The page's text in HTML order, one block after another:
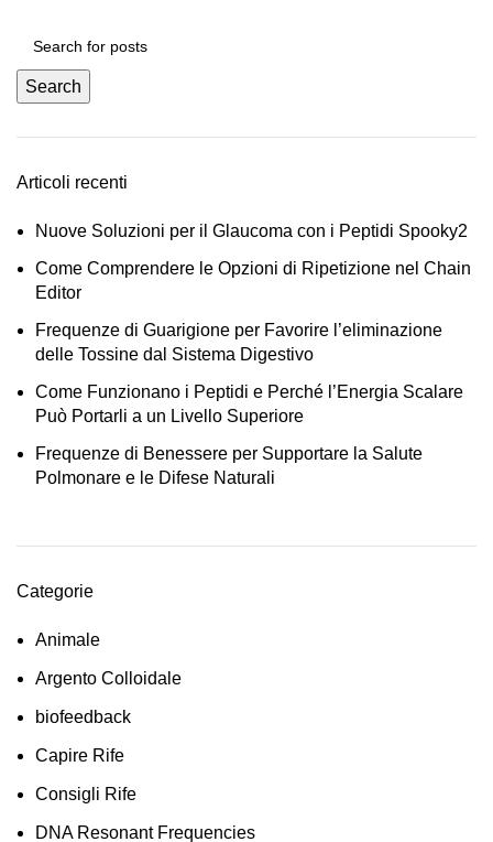
Search
Articoli recenti
Nuove Soluzioni per il Glaucoma con i Peptidi Spooky2
Come Comprendere le Opzioni di Ripetizione nel Chain
Editor
Frequenze di Guarigione per Favorire l’eliminazione
delle Tossine dal Sistema Digestivo
Come Funzionano i Peptidi e Perché l’Energia Scalare
Può Portarli a un Livello Superiore
Frequenze di Benessere per Supportare la Salute
Polmonare e le Difese Naturali
Categorie
Animale
Argento Colloidale
biofeedback
Capire Rife
Consigli Rife
DNA Resonant Frequencies